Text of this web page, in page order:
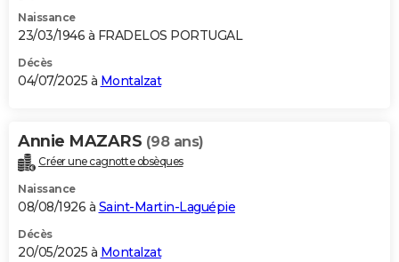
Naissance
23/03/1946 à FRADELOS PORTUGAL
Décès
04/07/2025 à Montalzat
Annie MAZARS (98 ans)
Créer une cagnotte obsèques
Naissance
08/08/1926 à Saint-Martin-Laguépie
Décès
20/05/2025 à Montalzat